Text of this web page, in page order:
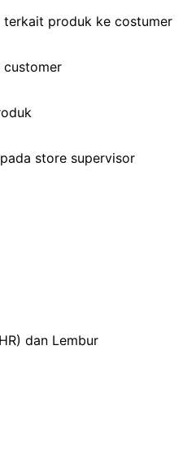
terkait produk ke costumer
customer
store supervisor
dan Lembur